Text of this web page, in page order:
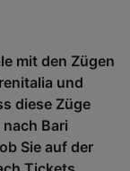
mit den Zügen
und
diese Züge
Bari
Sie auf der